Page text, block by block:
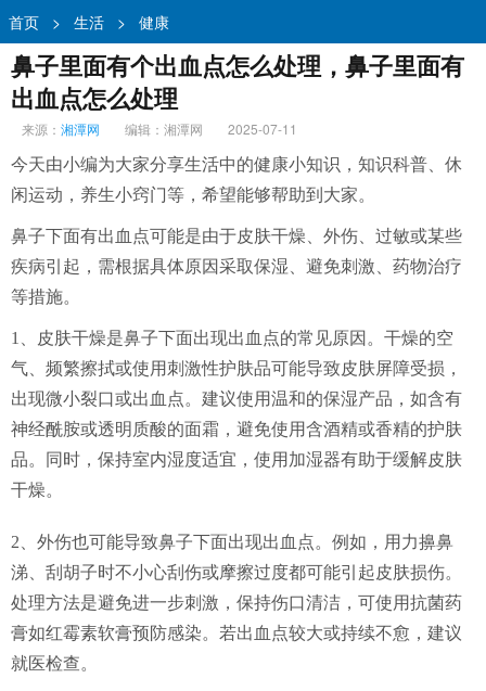
首页 > 生活 > 健康
鼻子里面有个出血点怎么处理，鼻子里面有
出血点怎么处理
来源： 湘潭网 编辑：湘潭网
2025-07-11
今天由小编为大家分享生活中的健康小知识，知识科普、休
闲运动，养生小窍门等，希望能够帮助到大家。
鼻子下面有出血点可能是由于皮肤干燥、外伤、过敏或某些
疾病引起，需根据具体原因采取保湿、避免刺激、药物治疗
等措施。
1、皮肤干燥是鼻子下面出现出血点的常见原因。干燥的空
气、频繁擦拭或使用刺激性护肤品可能导致皮肤屏障受损，
出现微小裂口或出血点。建议使用温和的保湿产品，如含有
神经酰胺或透明质酸的面霜，避免使用含酒精或香精的护肤
品。同时，保持室内湿度适宜，使用加湿器有助于缓解皮肤
干燥。
2、外伤也可能导致鼻子下面出现出血点。例如，用力擤鼻
涕、刮胡子时不小心刮伤或摩擦过度都可能引起皮肤损伤。
处理方法是避免进一步刺激，保持伤口清洁，可使用抗菌药
膏如红霉素软膏预防感染。若出血点较大或持续不愈，建议
就医检查。